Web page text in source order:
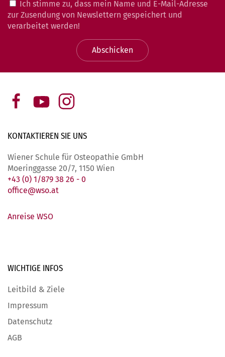
Ich stimme zu, dass mein Name und E-Mail-Adresse
zur Zusendung von Newslettern gespeichert und
verarbeitet werden!
Abschicken
KONTAKTIEREN SIE UNS
Wiener Schule für Osteopathie GmbH
Moeringgasse 20/7, 1150 Wien
+43 (0) 1/879 38 26 - 0
office@wso.at
Anreise WSO
WICHTIGE INFOS
Leitbild & Ziele
Impressum
Datenschutz
AGB